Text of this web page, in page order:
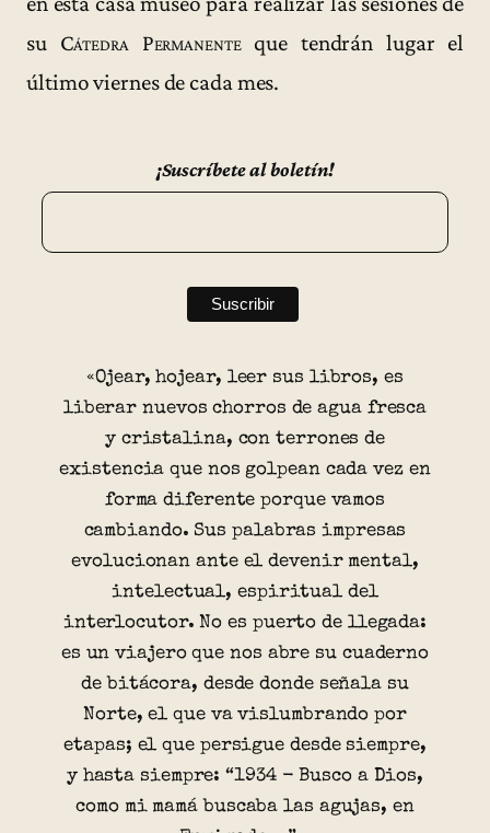
su Cátedra Permanenteque tendrán lugar el
último viernes de cada mes.
¡Suscríbete al boletín!
«Ojear, hojear, leer sus libros, es
liberar nuevos chorros de agua fresca
y cristalina, con terrones de
existencia que nos golpean cada vez en
forma diferente porque vamos
cambiando. Sus palabras impresas
evolucionan ante el devenir mental,
intelectual, espiritual del
interlocutor. No es puerto de llegada:
es un viajero que nos abre su cuaderno
de bitácora, desde donde señala su
Norte, el que va vislumbrando por
etapas; el que persigue desde siempre,
y hasta siempre: “1934 - Busco a Dios,
como mi mamá buscaba las agujas, en